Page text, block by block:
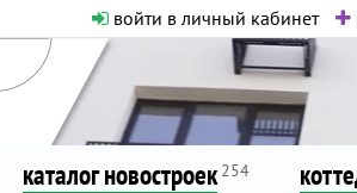
войти в личный кабинет
Никакого шок-
он помогает вам.
каталог новостроек 254